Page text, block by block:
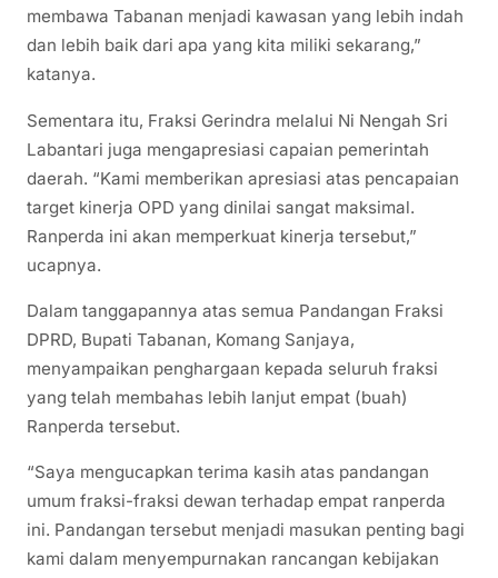
membawa Tabanan menjadi kawasan yang lebih indah
dan lebih baik dari apa yang kita miliki sekarang,”
katanya.
Sementara itu, Fraksi Gerindra melalui Ni Nengah Sri
Labantari juga mengapresiasi capaian pemerintah
daerah. “Kami memberikan apresiasi atas pencapaian
target kinerja OPD yang dinilai sangat maksimal.
Ranperda ini akan memperkuat kinerja tersebut,”
ucapnya.
Dalam tanggapannya atas semua Pandangan Fraksi
DPRD, Bupati Tabanan, Komang Sanjaya,
menyampaikan penghargaan kepada seluruh fraksi
yang telah membahas lebih lanjut empat (buah)
Ranperda tersebut.
“Saya mengucapkan terima kasih atas pandangan
umum fraksi-fraksi dewan terhadap empat ranperda
ini. Pandangan tersebut menjadi masukan penting bagi
kami dalam menyempurnakan rancangan kebijakan